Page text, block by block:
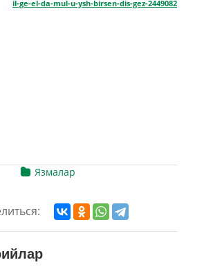
il-ge-el-da-mul-u-ysh-birsen-dis-gez-2449082
Язмалар